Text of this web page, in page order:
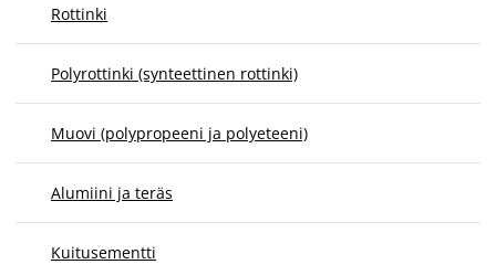
Rottinki
Polyrottinki (synteettinen rottinki)
Muovi (polypropeeni ja polyeteeni)
Alumiini ja teräs
Kuitusementti